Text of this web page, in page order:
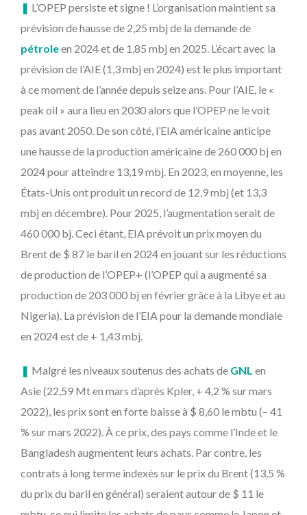
❚ L’OPEP persiste et signe ! L’organisation maintient sa
prévision de hausse de 2,25 mbj de la demande de
pétroleen 2024 et de 1,85 mbj en 2025. L’écart avec la
prévision de l’AIE (1,3 mbj en 2024) est le plus important
à ce moment de l’année depuis seize ans. Pour l’AIE, le «
peak oil » aura lieu en 2030 alors que l’OPEP ne le voit
pas avant 2050. De son côté, l’EIA américaine anticipe
une hausse de la production américaine de 260 000 bj en
2024 pour atteindre 13,19 mbj. En 2023, en moyenne, les
États-Unis ont produit un record de 12,9 mbj (et 13,3
mbj en décembre). Pour 2025, l’augmentation serait de
460 000 bj. Ceci étant, EIA prévoit un prix moyen du
Brent de $ 87 le baril en 2024 en jouant sur les réductions
de production de l’OPEP+ (l’OPEP qui a augmenté sa
production de 203 000 bj en février grâce à la Libye et au
Nigeria). La prévision de l’EIA pour la demande mondiale
en 2024 est de + 1,43 mbj.
❚ Malgré les niveaux soutenus des achats de GNL en
Asie (22,59 Mt en mars d’après Kpler, + 4,2 % sur mars
2022), les prix sont en forte baisse à $ 8,60 le mbtu (– 41
% sur mars 2022). À ce prix, des pays comme l’Inde et le
Bangladesh augmentent leurs achats. Par contre, les
contrats à long terme indexés sur le prix du Brent (13,5 %
du prix du baril en général) seraient autour de $ 11 le